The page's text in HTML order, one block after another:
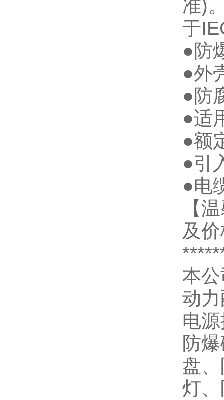
准)
于
●防
●外
●防
●适
●额
●引
●电
【
及
本
动
电
防
盘
灯